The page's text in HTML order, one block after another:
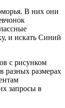
В них они
и искать Синий
с рисунком
разных размерах
запросы в